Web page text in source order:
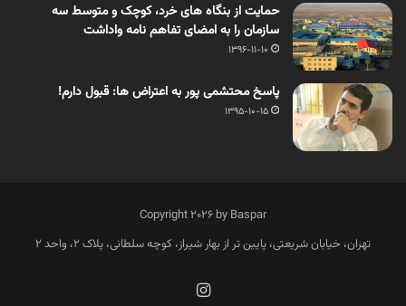
حمایت از بنگاه های خرد، کوچک و متوسط سه
سازمان را به امضای تفاهم نامه واداشت
1396-11-10
پاسخ محتشمی پور به اعتراض ها: قبول دارم!
1395-10-15
Copyright 2026 by Baspar
تهران، خیابان شریعتی، پایین تر از بهار شیراز، کوچه سلطانی، پلاک 2، واحد 2